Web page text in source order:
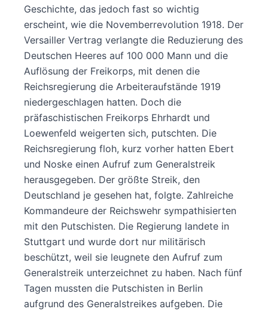
Geschichte, das jedoch fast so wichtig
erscheint, wie die Novemberrevolution 1918. Der
Versailler Vertrag verlangte die Reduzierung des
Deutschen Heeres auf 100 000 Mann und die
Auflösung der Freikorps, mit denen die
Reichsregierung die Arbeiteraufstände 1919
niedergeschlagen hatten. Doch die
präfaschistischen Freikorps Ehrhardt und
Loewenfeld weigerten sich, putschten. Die
Reichsregierung floh, kurz vorher hatten Ebert
und Noske einen Aufruf zum Generalstreik
herausgegeben. Der größte Streik, den
Deutschland je gesehen hat, folgte. Zahlreiche
Kommandeure der Reichswehr sympathisierten
mit den Putschisten. Die Regierung landete in
Stuttgart und wurde dort nur militärisch
beschützt, weil sie leugnete den Aufruf zum
Generalstreik unterzeichnet zu haben. Nach fünf
Tagen mussten die Putschisten in Berlin
aufgrund des Generalstreikes aufgeben. Die